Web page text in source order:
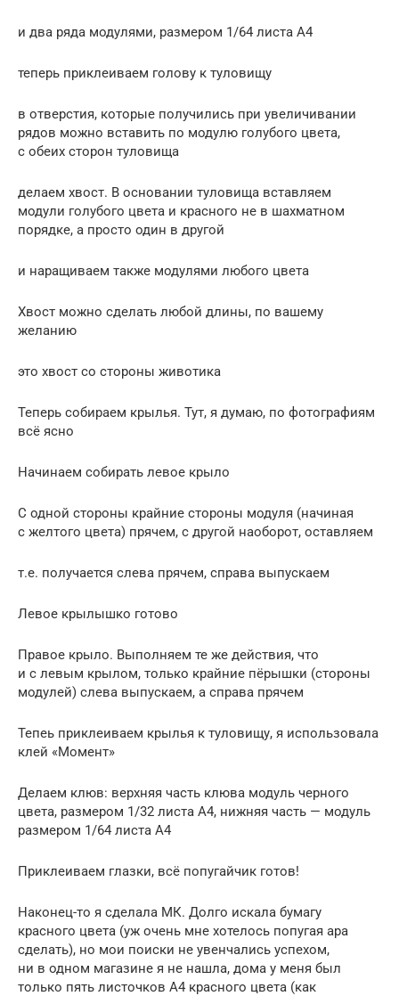
и два ряда модулями, размером 1/64 листа А4
теперь приклеиваем голову к туловищу
в отверстия, которые получились при увеличивании
рядов можно вставить по модулю голубого цвета,
с обеих сторон туловища
делаем хвост. В основании туловища вставляем
модули голубого цвета и красного не в шахматном
порядке, а просто один в другой
и наращиваем также модулями любого цвета
Хвост можно сделать любой длины, по вашему
желанию
это хвост со стороны животика
Теперь собираем крылья. Тут, я думаю, по фотографиям
всё ясно
Начинаем собирать левое крыло
С одной стороны крайние стороны модуля (начиная
с желтого цвета) прячем, с другой наоборот, оставляем
т.е. получается слева прячем, справа выпускаем
Левое крылышко готово
Правое крыло. Выполняем те же действия, что
и с левым крылом, только крайние пёрышки (стороны
модулей) слева выпускаем, а справа прячем
Тепеь приклеиваем крылья к туловищу, я использовала
клей «Момент»
Делаем клюв: верхняя часть клюва модуль черного
цвета, размером 1/32 листа А4, нижняя часть — модуль
размером 1/64 листа А4
Приклеиваем глазки, всё попугайчик готов!
Наконец-то я сделала МК. Долго искала бумагу
красного цвета (уж очень мне хотелось попугая ара
сделать), но мои поиски не увенчались успехом,
ни в одном магазине я не нашла, дома у меня был
только пять листочков А4 красного цвета (как